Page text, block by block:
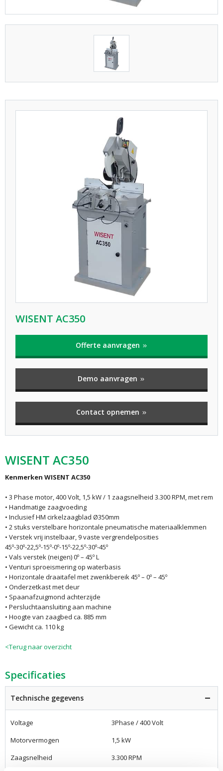
WISENT AC350
Offerte aanvragen
Demo aanvragen
Contact opnemen
WISENT AC350
Kenmerken WISENT AC350
• 3 Phase motor, 400 Volt, 1,5 kW / 1 zaagsnelheid 3.300 RPM, met rem
• Handmatige zaagvoeding
• Inclusief HM cirkelzaagblad Ø350mm
• 2 stuks verstelbare horizontale pneumatische materiaalklemmen
• Verstek vrij instelbaar, 9 vaste vergrendelposities
45º-30º-22,5º-15º-0º-15º-22,5º-30º-45º
• Vals verstek (neigen) 0º – 45º L
• Venturi sproeismering op waterbasis
• Horizontale draaitafel met zwenkbereik 45º – 0º – 45º
• Onderzetkast met deur
• Spaanafzuigmond achterzijde
• Persluchtaansluiting aan machine
• Hoogte van zaagbed ca. 885 mm
• Gewicht ca. 110 kg
<Terug naar overzicht
Specificaties
Technische gegevens
Voltage
3Phase / 400 Volt
Motorvermogen
1,5 kW
Zaagsnelheid
3.300 RPM